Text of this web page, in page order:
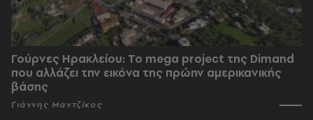
Γούρνες Ηρακλείου: To mega project της Dimand
που αλλάζει την εικόνα της πρώην αμερικανικής
βάσης
Γιάννης Μαντζίκος